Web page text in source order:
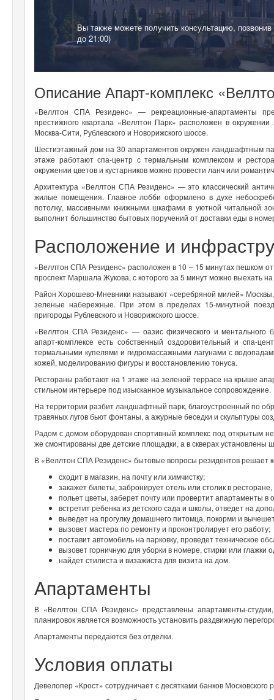
Вы также можете получить консультацию,
до 21:00)
Описание Апарт-комплекс
«Веллтон СПА Резиденс» — рекреационные-апартаменты
престижного квартала «Веллтон Парк» расположен в
Москва-Сити, Рублевского и Новорижского шоссе.
Шестиэтажный дом на 30 апартаментов окружен ландшафтным
этаже работают спа-центр с термальным комплексом и
окружении цветов и кустарников можно провести ланч или
Архитектура «Веллтон СПА Резиденс» — это классический
жилые помещения. Главное лобби оформлено в духе
потолку, массивными книжными шкафами в уютной читальной
выполнит большинство бытовых поручений от доставки еды в
Расположение и
«Веллтон СПА Резиденс» расположен в 10 – 15 минутах пешком
проспект Маршала Жукова, с которого за 5 минут можно выехать
Район Хорошево-Мневники называют «серебряной милей» Москвы,
зеленые набережные. При этом в пределах 15-минутной
пригороды Рублевского и Новорижского шоссе.
«Веллтон СПА Резиденс» — оазис физического и ментального
апарт-комплексе есть собственный оздоровительный и спа-
термальными купелями и гидромассажными лагунами с
кожей, моделированию фигуры и восстановлению тонуса.
Рестораны работают на 1 этаже на зеленой террасе на крыше
стильном интерьере под изысканное музыкальное сопровождение.
На территории разбит ландшафтный парк, благоустроенный по
травяных лугов бьют фонтаны, а ажурные беседки и скульптуры
Радом с домом оборудован спортивный комплекс под открытым
же смонтированы две детские площадки, а в скверах
В «Веллтон СПА Резиденс» бытовые вопросы резидентов решает
сходит в магазин, на почту или химчистку;
закажет билеты, забронирует отель или столик в ресторане,
польет цветы, заберет почту или провертит апартаменты в
встретит ребенка из детского сада и школы, отведет на
выведет на прогулку домашнего питомца, покорми и
вызовет мастера по ремонту и проконтролирует его работу;
поставит автомобиль на парковку, проведет техническое
вызовет горничную для уборки в номере, стирки или глажки
найдет стилиста и визажиста для визита на дом.
Апартаменты
В «Веллтон СПА Резиденс» представлены апартаменты-
планировок является возможность установить раздвижную
Апартаменты передаются без отделки.
Условия оплаты
Девелопер «Крост» сотрудничает с десятками банков